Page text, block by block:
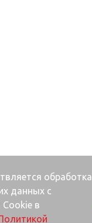
обработка
данных с
в